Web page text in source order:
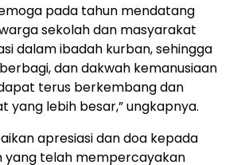
pada tahun mendatang
sekolah dan masyarakat
dalam ibadah kurban, sehingga
dan dakwah kemanusiaan
terus berkembang dan
yang lebih besar,” ungkapnya.
apresiasi dan doa kepada
yang telah mempercayakan